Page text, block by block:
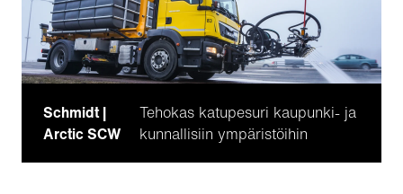
Schmidt |
Arctic SCW
Tehokas katupesuri kaupunki- ja
kunnallisiin ympäristöihin